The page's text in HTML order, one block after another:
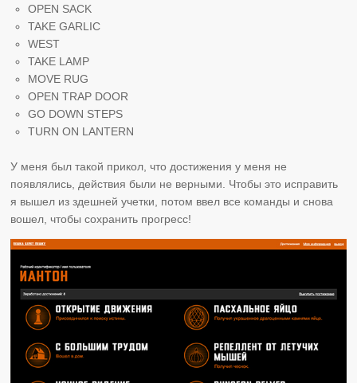
OPEN SACK
TAKE GARLIC
WEST
TAKE LAMP
MOVE RUG
OPEN TRAP DOOR
GO DOWN STEPS
TURN ON LANTERN
У меня был такой прикол, что достижения у меня не
появлялись, действия были не верными. Чтобы это исправить
я вышел из здешней учетки, потом ввел все команды и снова
вошел, чтобы сохранить прогресс!